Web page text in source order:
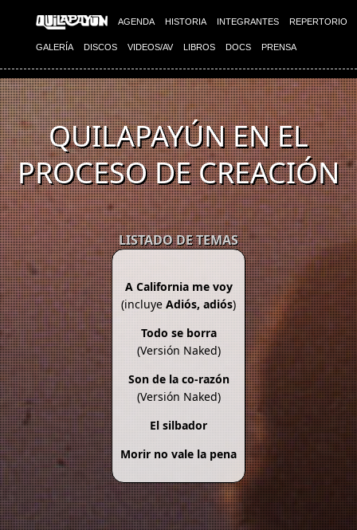
AGENDA HISTORIA INTEGRANTES REPERTORIO
GALERÍA DISCOS VIDEOS/AV LIBROS DOCS PRENSA
QUILAPAYÚN EN EL
PROCESO DE CREACIÓN
LISTADO DE TEMAS
A California me voy
(incluyeAdiós, adiós)
Todo se borra
(Versión Naked)
Son de la co-razón
(Versión Naked)
El silbador
Morir no vale la pena